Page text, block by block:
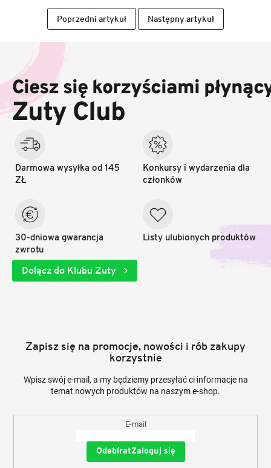
Poprzedni artykuł Następny artykuł
p
k
a
Ciesz się korzyściami
Zuty Club
Darmowa wysyłka od 145
ZŁ
30-dniowa gwarancja
zwrotu
Konkursy i wydarzenia dla
członków
Listy ulubionych produktów
Dołącz do Klubu Zuty
Zapisz się na promocje, nowości i rób zakupy
korzystnie
Wpisz swój e-mail, a my będziemy przesyłać ci informacje na
temat nowych produktów na naszym e-shop.
E-mail
Zaloguj się